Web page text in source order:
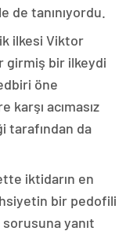
de tanınıyordu.
ilkesi Viktor
girmiş bir ilkeydi
öne
karşı acımasız
tarafından da
iktidarın en
bir pedofili
sorusuna yanıt